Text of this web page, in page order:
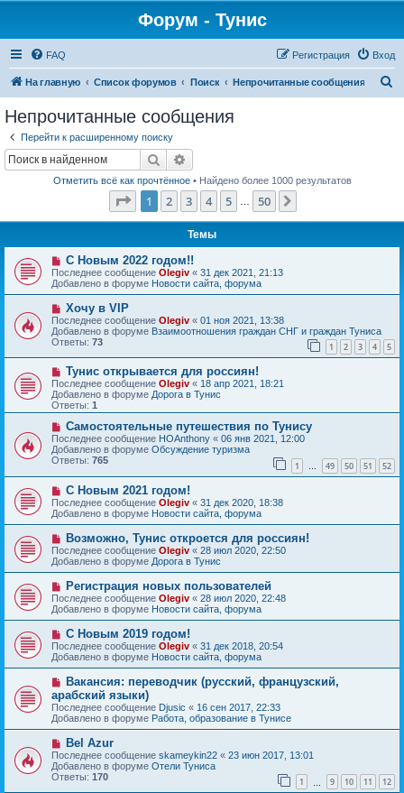
Форум - Тунис
FAQ Вход
Регистрация
На главную Список форумов Поиск Непрочитанные сообщения
Непрочитанные сообщения
Перейти к расширенному поиску
Поиск
Отметить всё как прочтённое• Найдено более 1000 результатов
Страница из 50
1 2 3 4 5 50
Темы
Н
о
в
о
е
с
о
о
б
щ
е
и
е
С Новым 2022 годом!!
Последнее сообщение Olegiv « 31 дек 2021, 21:13
Добавлено в форуме Новости сайта, форума
Н
о
в
о
е
с
о
о
б
щ
е
н
и
е
Хочу в VIP
Последнее сообщение Olegiv « 01 ноя 2021, 13:38
Добавлено в форуме Взаимоотношения граждан СНГ и граждан Туниса
Ответы: 73 1 2 3 4 5
Н
о
в
о
е
с
о
б
щ
е
н
и
е
Тунис открывается для россиян!
Последнее сообщение Olegiv « 18 апр 2021, 18:21
Добавлено в форуме Дорога в Тунис
Ответы: 1
Н
о
в
о
е
с
о
о
б
е
н
и
е
Самостоятельные путешествия по Тунису
Последнее сообщение HOAnthony « 06 янв 2021, 12:00
Добавлено в форуме Обсуждение туризма
Ответы: 765 1 … 49 50 51 52
Н
о
в
о
е
с
о
о
б
щ
е
н
и
е
С Новым 2021 годом!
Последнее сообщение Olegiv « 31 дек 2020, 18:38
Добавлено в форуме Новости сайта, форума
Н
о
в
о
е
с
о
о
б
щ
е
н
и
е
Возможно, Тунис откроется для россиян!
Последнее сообщение Olegiv « 28 июл 2020, 22:50
Добавлено в форуме Дорога в Тунис
Н
о
в
о
с
о
о
б
щ
е
н
и
е
Регистрация новых пользователей
Последнее сообщение Olegiv « 28 июл 2020, 22:48
Добавлено в форуме Новости сайта, форума
Н
о
в
о
е
с
о
о
б
щ
е
н
и
е
С Новым 2019 годом!
Последнее сообщение Olegiv « 31 дек 2018, 20:54
Добавлено в форуме Новости сайта, форума
Н
в
о
е
с
о
б
щ
Вакансия: переводчик (русский, французский,
арабский языки)
Последнее сообщение Djusic « 16 сен 2017, 22:33
Добавлено в форуме Работа, образование в Тунисе
Н
о
в
о
е
Bel Azur
Последнее сообщение skameykin22 « 23 июн 2017, 13:01
Добавлено в форуме Отели Туниса
Ответы: 170 1 9 10 11 12